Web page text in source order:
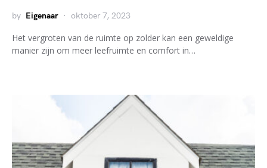
by Eigenaar oktober 7, 2023
Het vergroten van de ruimte op zolder kan een geweldige
manier zijn om meer leefruimte en comfort in…